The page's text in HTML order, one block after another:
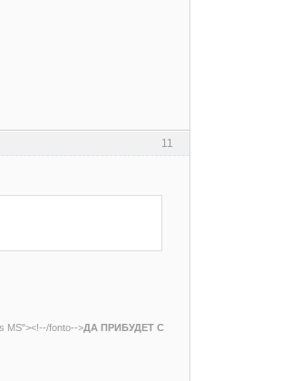
11
MS"><!--/fonto-->ДА ПРИБУДЕТ С